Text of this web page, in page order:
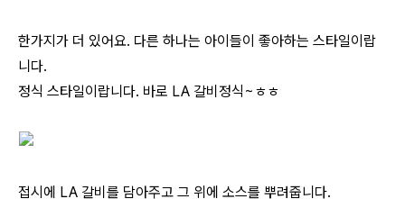
한가지가 더 있어요. 다른 하나는 아이들이 좋아하는 스타일이랍
니다.
정식 스타일이랍니다. 바로 LA 갈비정식~ㅎㅎ
접시에 LA 갈비를 담아주고 그 위에 소스를 뿌려줍니다.